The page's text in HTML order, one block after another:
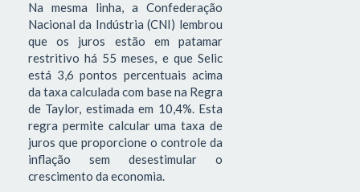
Na mesma linha, a Confederação
Nacional da Indústria (CNI) lembrou
que os juros estão em patamar
restritivo há 55 meses, e que Selic
está 3,6 pontos percentuais acima
da taxa calculada com base na Regra
de Taylor, estimada em 10,4%. Esta
regra permite calcular uma taxa de
juros que proporcione o controle da
inflação sem desestimular o
crescimento da economia.